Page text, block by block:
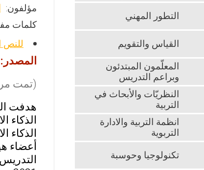
h
at
s
A
p
p
مؤلفون:
كلمات
للنص
المصدر:
(تمت
هدفت
الذكاء
الذكاء
أعضاء
التطور المهني
القياس والتقويم
المعلّمون المبتدئون
وبراعم التدريس
النظريّات والأبحاث في
التربية
انظمة التربية والادارة
التربوية
تكنولوجيا وحوسبة